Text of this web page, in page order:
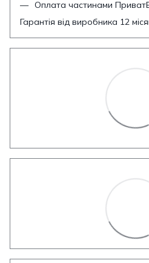
Оплата частинами
Гарантія від виробника 12